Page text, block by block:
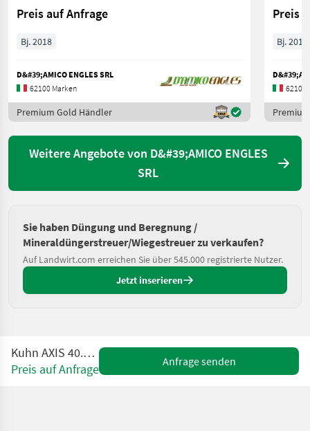
Preis auf Anfrage
Bj. 2018
D&#39;AMICO ENGLES SRL
62100 Marken
Premium Gold Händler
Preis
Bj. 2017
62100
Weitere Angebote von D&#39;AMICO ENGLES
SRL
Sie haben Düngung und Beregnung /
Mineraldüngerstreuer/Wiegestreuer zu verkaufen?
Auf Landwirt.com erreichen Sie über 545.000 registrierte Nutzer.
Jetzt inserieren
Kuhn AXIS 40.2 M-EMC-W
Preis auf Anfrage
Anfrage senden